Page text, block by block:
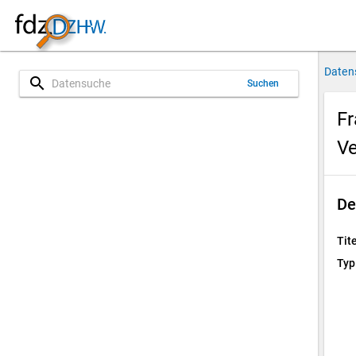
search Suchen